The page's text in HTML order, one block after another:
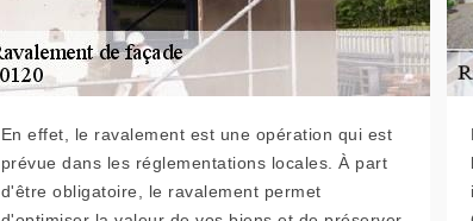
En effet, le ravalement est une opération qui est
prévue dans les réglementations locales. À part
d'être obligatoire, le ravalement permet